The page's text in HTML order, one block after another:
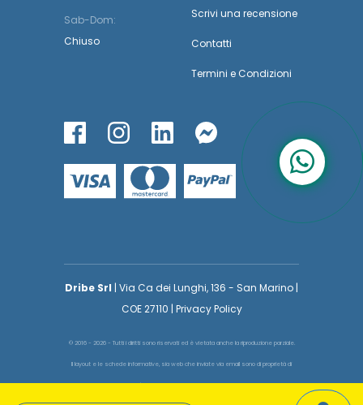
Sab-Dom:
Chiuso
Scrivi una recensione
Contatti
Termini e Condizioni
Dribe Srl | Via Ca dei Lunghi, 136 - San Marino |
COE 27110 | Privacy Policy
© 2016 - 2026 - Tutti i diritti sono riservati ed è vietata anche la riproduzione parziale.
Il layout e le schede informative, sia web che inviate via email sono di proprietà di
voglioinsegnare.it pertanto è fatto assoluto divieto replicare o copiare parte del layout